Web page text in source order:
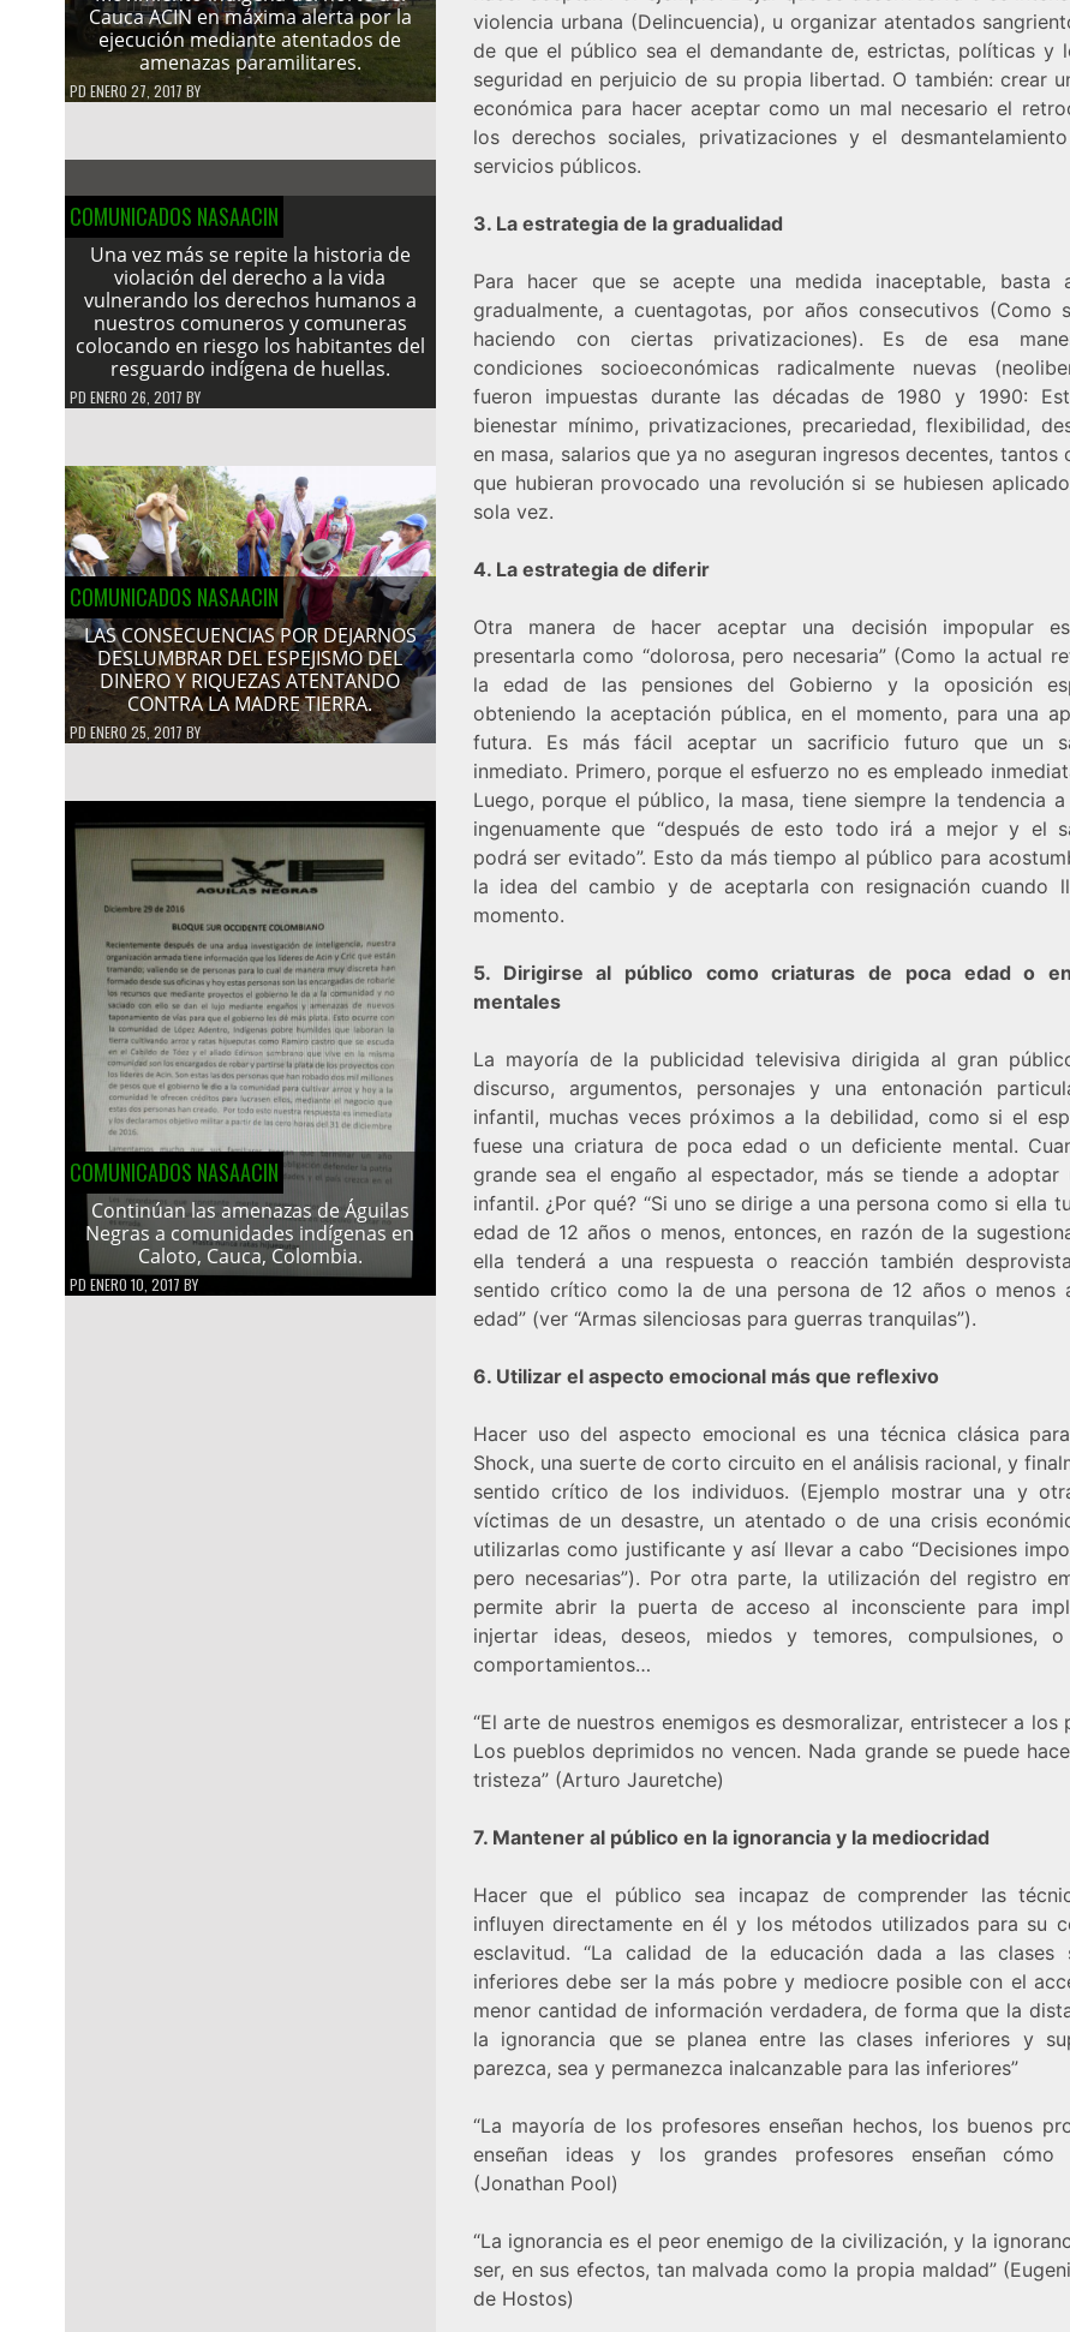
Cauca ACIN en máxima alerta por la
ejecución mediante atentados de
amenazas paramilitares.
PD ENERO 27, 2017 BY
COMUNICADOS NASAACIN
Una vez más se repite la historia de
violación del derecho a la vida
vulnerando los derechos humanos a
nuestros comuneros y comuneras
colocando en riesgo los habitantes del
resguardo indígena de huellas.
PD ENERO 26, 2017 BY
COMUNICADOS NASAACIN
LAS CONSECUENCIAS POR DEJARNOS
DESLUMBRAR DEL ESPEJISMO DEL
DINERO Y RIQUEZAS ATENTANDO
CONTRA LA MADRE TIERRA.
PDENERO 25, 2017 BY
COMUNICADOS NASAACIN
Continúan las amenazas de Águilas
Negras a comunidades indígenas en
Caloto, Cauca, Colombia.
PD ENERO 10, 2017 BY
violencia urbana (Delincuencia), u organizar atentados
de que el público sea el demandante de, estrictas, políticas y
seguridad en perjuicio de su propia libertad. O también: crear
económica para hacer aceptar como un mal necesario el
los derechos sociales, privatizaciones y el
servicios públicos.
3. La estrategia de la gradualidad
Para hacer que se acepte una medida inaceptable, basta
gradualmente, a cuentagotas, por años consecutivos (Como
haciendo con ciertas privatizaciones). Es de esa
condiciones socioeconómicas radicalmente nuevas
fueron impuestas durante las décadas de 1980 y 1990:
bienestar mínimo, privatizaciones, precariedad, flexibilidad,
en masa, salarios que ya no aseguran ingresos decentes, tantos
que hubieran provocado una revolución si se hubiesen
sola vez.
4. La estrategia de diferir
Otra manera de hacer aceptar una decisión impopular
presentarla como “dolorosa, pero necesaria” (Como la actual
la edad de las pensiones del Gobierno y la oposición
obteniendo la aceptación pública, en el momento, para una
futura. Es más fácil aceptar un sacrificio futuro que un
inmediato. Primero, porque el esfuerzo no es empleado
Luego, porque el público, la masa, tiene siempre la tendencia a
ingenuamente que “después de esto todo irá a mejor y el
podrá ser evitado”. Esto da más tiempo al público para
la idea del cambio y de aceptarla con resignación cuando
momento.
5. Dirigirse al público como criaturas de poca edad o
mentales
La mayoría de la publicidad televisiva dirigida al gran
discurso, argumentos, personajes y una entonación
infantil, muchas veces próximos a la debilidad, como si el
fuese una criatura de poca edad o un deficiente mental.
grande sea el engaño al espectador, más se tiende a adoptar
infantil. ¿Por qué? “Si uno se dirige a una persona como si ella
edad de 12 años o menos, entonces, en razón de la
ella tenderá a una respuesta o reacción también
sentido crítico como la de una persona de 12 años o menos
edad” (ver “Armas silenciosas para guerras tranquilas”).
6. Utilizar el aspecto emocional más que reflexivo
Hacer uso del aspecto emocional es una técnica clásica
Shock, una suerte de corto circuito en el análisis racional, y
sentido crítico de los individuos. (Ejemplo mostrar una y
víctimas de un desastre, un atentado o de una crisis
utilizarlas como justificante y así llevar a cabo “Decisiones
pero necesarias”). Por otra parte, la utilización del registro
permite abrir la puerta de acceso al inconsciente para
injertar ideas, deseos, miedos y temores, compulsiones,
comportamientos…
“El arte de nuestros enemigos es desmoralizar, entristecer a los
Los pueblos deprimidos no vencen. Nada grande se puede
tristeza” (Arturo Jauretche)
7. Mantener al público en la ignorancia y la mediocridad
Hacer que el público sea incapaz de comprender las
influyen directamente en él y los métodos utilizados para su
esclavitud. “La calidad de la educación dada a las clases
inferiores debe ser la más pobre y mediocre posible con el
menor cantidad de información verdadera, de forma que la
la ignorancia que se planea entre las clases inferiores y
parezca, sea y permanezca inalcanzable para las inferiores”
“La mayoría de los profesores enseñan hechos, los buenos
enseñan ideas y los grandes profesores enseñan cómo
(Jonathan Pool)
“La ignorancia es el peor enemigo de la civilización, y la
ser, en sus efectos, tan malvada como la propia maldad”
de Hostos)